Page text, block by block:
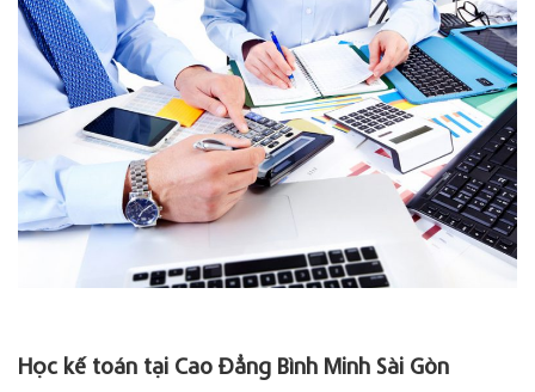
Học kế toán tại Cao Đẳng Bình Minh Sài Gòn